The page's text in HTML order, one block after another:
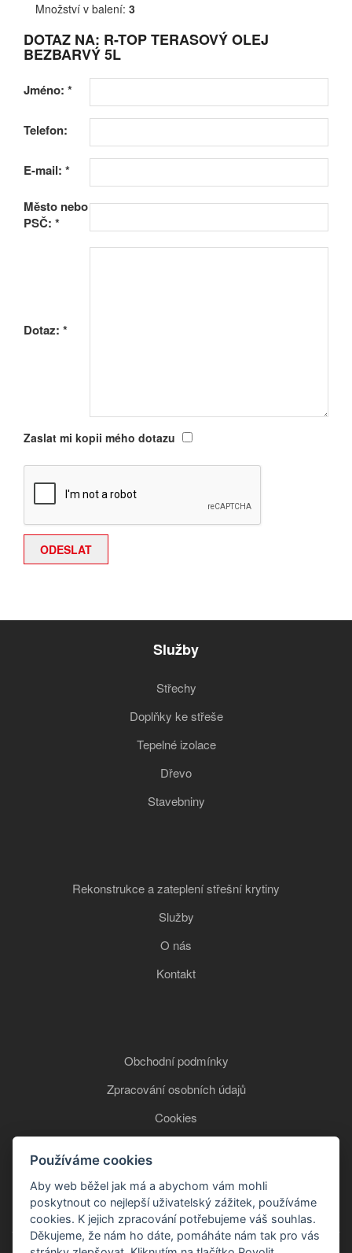
Množství v balení: 3
DOTAZ NA: R-TOP TERASOVÝ OLEJ
BEZBARVÝ 5L
Jméno: *
Telefon:
E-mail: *
Město nebo
PSČ: *
Dotaz: *
Zaslat mi kopii mého dotazu
Služby
Střechy
Doplňky ke střeše
Tepelné izolace
Dřevo
Stavebniny
Rekonstrukce a zateplení střešní krytiny
Služby
O nás
Kontakt
Obchodní podmínky
Zpracování osobních údajů
Cookies
+420 777 850 465
Používáme cookies
Aby web běžel jak má a abychom vám mohli
poskytnout co nejlepší uživatelský zážitek, používáme
cookies. K jejich zpracování potřebujeme váš souhlas.
Děkujeme, že nám ho dáte, pomáháte nám tak pro vás